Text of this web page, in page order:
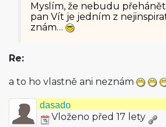
Myslím, že nebudu
pan Vít je jedním z
znám…
Re:
a to ho vlastně ani neznám
dasado
Vloženo před 17 lety